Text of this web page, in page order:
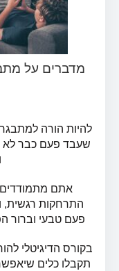
להיות הורה
שעבד פעם כבר לא
אתם מתמודדים
התרחקות
פעם טבעי וברור
בקורס הדיגיטלי
תקבלו כלים